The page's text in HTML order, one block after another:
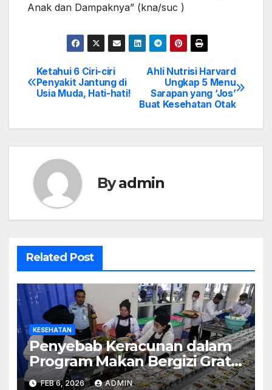
Anak dan Dampaknya” (kna/suc )
Post
navigation
Ahli Nutrisi Harvard
Ungkap 5 Menu
Sarapan yang ‘Jos’
Buat Kesehatan Otak
Ketahui 6 Ciri-ciri
Penyakit Jantung di
Usia Muda, Hati-hati!
Byadmin
Related Post
KESEHATAN
Penyebab Keracunan dalam
Program Makan Bergizi Gratis
(MBG): Penjelasan Ahli
FEB 6, 2026 ADMIN